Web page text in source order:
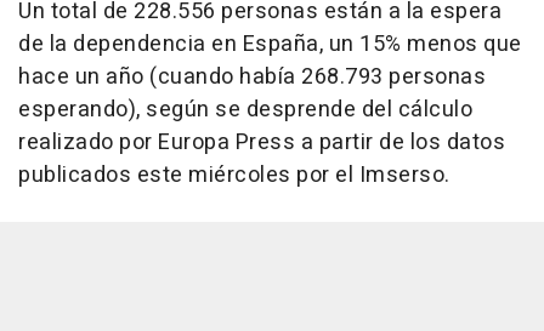
Un total de 228.556 personas están a la espera
de la dependencia en España, un 15% menos que
hace un año (cuando había 268.793 personas
esperando), según se desprende del cálculo
realizado por Europa Press a partir de los datos
publicados este miércoles por el Imserso.